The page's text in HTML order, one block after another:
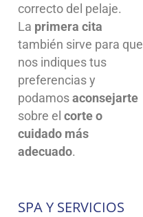
correcto del pelaje.
La primera cita
también sirve para que
nos indiques tus
preferencias y
podamosaconsejarte
sobre el corte o
cuidado más
adecuado.
SPA Y SERVICIOS